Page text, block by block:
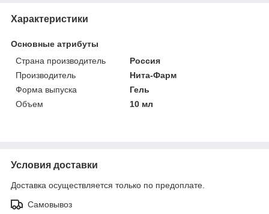
Характеристики
Основные атрибуты
Страна производитель
Россия
Производитель
Нита-Фарм
Форма выпуска
Гель
Объем
10 мл
Условия доставки
Доставка осуществляется только по предоплате.
Самовывоз